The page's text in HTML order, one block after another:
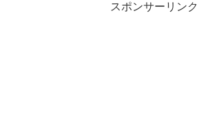
スポンサーリンク